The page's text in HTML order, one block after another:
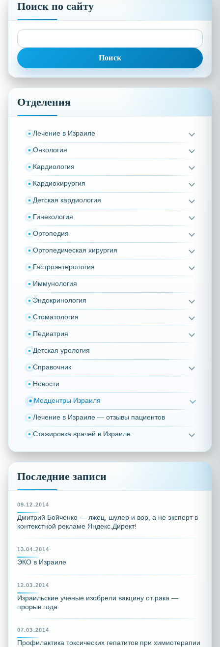
Поиск по сайту
Найти:
Отделения
Лечение в Израиле
Онкология
Кардиология
Кардиохирургия
Детская кардиология
Гинекология
Ортопедия
Ортопедическая хирургия
Гастроэнтерология
Иммунология
Эндокринология
Стоматология
Педиатрия
Детская урология
Справочник
Новости
Медцентры Израиля
Лечение в Израиле — отзывы пациентов
Стажировка врачей в Израиле
Последние записи
09.12.2014
Дмитрий Бойченко — лжец, шулер и вор, а не эксперт в
контекстной рекламе Яндекс.Директ!
13.04.2014
ЭКО в Израиле
12.03.2014
Израильские ученые изобрели вакцину от рака —
прорыв года
07.03.2014
Профилактика токсических гепатитов при химиотерапии